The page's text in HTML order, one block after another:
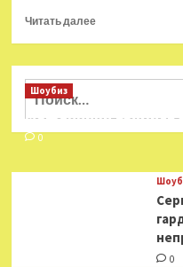
Читать далееПрочитать
Кадр
сцена
в фильме
обошлась
Найти:
Шоубиз
Мошенники взялись
0
0